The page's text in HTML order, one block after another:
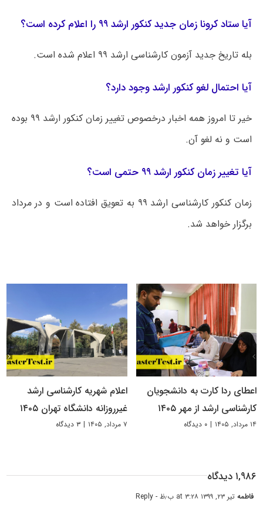
آیا ستاد کرونا زمان جدید کنکور ارشد ۹۹ را اعلام کرده است؟
بله تاریخ جدید آزمون کارشناسی ارشد ۹۹ اعلام شده است.
آیا احتمال لغو کنکور ارشد وجود دارد؟
خیر تا امروز همه اخبار درخصوص تغییر زمان کنکور ارشد ۹۹ بوده
است و نه لغو آن.
آیا تغییر زمان کنکور ارشد ۹۹ حتمی است؟
زمان کنکور کارشناسی ارشد ۹۹ به تعویق افتاده است و در مرداد
برگزار خواهد شد.
اعطای ردا کارت به دانشجویان
کارشناسی ارشد از مهر ۱۴۰۵
۱۴ مرداد, ۱۴۰۵ | ۰ دیدگاه
اعلام شهریه کارشناسی ارشد
غیرروزانه دانشگاه تهران ۱۴۰۵
۷ مرداد, ۱۴۰۵ | ۳ دیدگاه
۱,۹۸۶ دیدگاه
فاطمهتیر ۲۳, ۱۳۹۹ at ۳:۲۸ ب٫ظ - Reply